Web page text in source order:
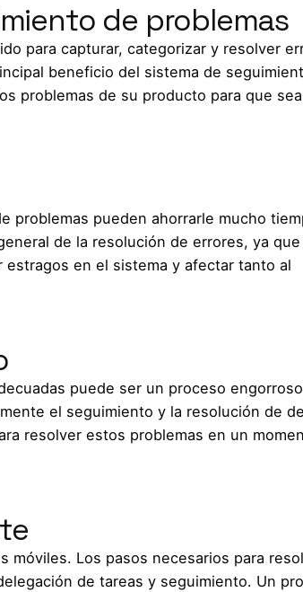
de problemas
para capturar, categorizar y resolver
beneficio del sistema de
problemas de su producto para que
problemas pueden ahorrarle mucho
de la resolución de errores, ya
en el sistema y afectar tanto al
puede ser un proceso
el seguimiento y la resolución de
resolver estos problemas en un
móviles. Los pasos necesarios para
de tareas y seguimiento. Un